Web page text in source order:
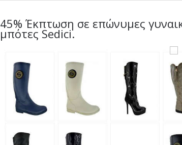
45% Έκπτωση σε επώνυμες
μπότες Sedici.